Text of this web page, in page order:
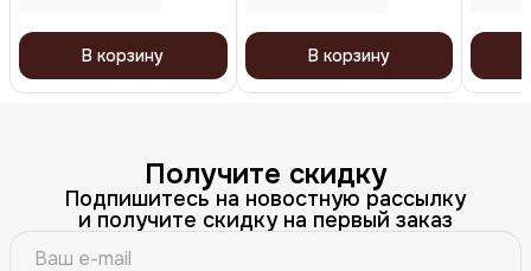
В корзину В корзину
Получите скидку
Подпишитесь на новостную рассылку
и получите скидку на первый заказ